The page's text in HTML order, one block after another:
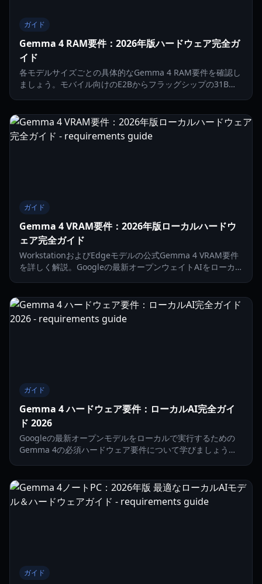
ガイド
Gemma 4 RAM要件：2026年版ハードウェア完全ガ
イド
各モデルサイズごとの具体的なGemma 4 RAM要件を確認し
ましょう。モバイル向けのE2Bからフラッグシップの31Bま
ガイド
Gemma 4 VRAM要件：2026年版ローカルハードウ
ェア完全ガイド
WorkstationおよびEdgeモデルの公式Gemma 4 VRAM要件
を詳しく解説。Googleの最新オープンウェイトAIをローカ
ガイド
Gemma 4 ハードウェア要件：ローカルAI完全ガイ
ド 2026
Googleの最新オープンモデルをローカルで実行するための
Gemma 4の必須ハードウェア要件について学びましょう。
ガイド